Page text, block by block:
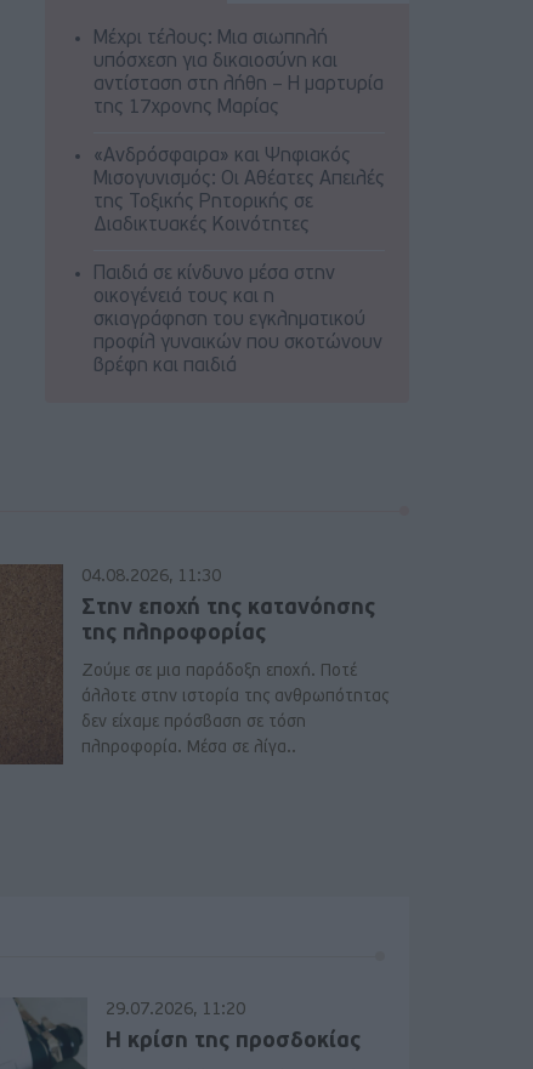
Μέχρι τέλους: Μια σιωπηλή
υπόσχεση για δικαιοσύνη και
αντίσταση στη λήθη – Η μαρτυρία
της 17χρονης Μαρίας
«Ανδρόσφαιρα» και Ψηφιακός
Μισογυνισμός: Οι Αθέατες Απειλές
της Τοξικής Ρητορικής σε
Διαδικτυακές Κοινότητες
Παιδιά σε κίνδυνο μέσα στην
οικογένειά τους και η
σκιαγράφηση του εγκληματικού
προφίλ γυναικών που σκοτώνουν
βρέφη και παιδιά
04.08.2026, 11:30
Στην εποχή της κατανόησης
της πληροφορίας
Ζούμε σε μια παράδοξη εποχή. Ποτέ
άλλοτε στην ιστορία της ανθρωπότητας
δεν είχαμε πρόσβαση σε τόση
πληροφορία. Μέσα σε λίγα..
29.07.2026, 11:20
Η κρίση της προσδοκίας